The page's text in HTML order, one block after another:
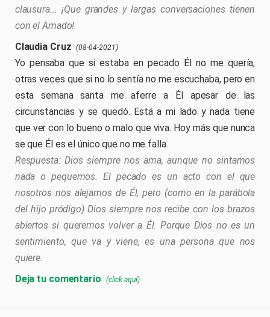
clausura... ¡Que grandes y largas conversaciones tienen
con el Amado!
Claudia Cruz
(08-04-2021)
Yo pensaba que si estaba en pecado Él no me quería,
otras veces que si no lo sentía no me escuchaba, pero en
esta semana santa me aferre a Él apesar de las
circunstancias y se quedó. Está a mi lado y nada tiene
que ver con lo bueno o malo que viva. Hoy más que nunca
se que Él es el único que no me falla.
Dios siempre nos ama, aunque no sintamos
nada o pequemos. El pecado es un acto con el que
nosotros nos alejamos de Él, pero (como en la parábola
del hijo pródigo) Dios siempre nos recibe con los brazos
abiertos si queremos volver a Él. Porque Dios no es un
sentimiento, que va y viene, es una persona que nos
quiere.
Deja tu comentario
(click aquí)